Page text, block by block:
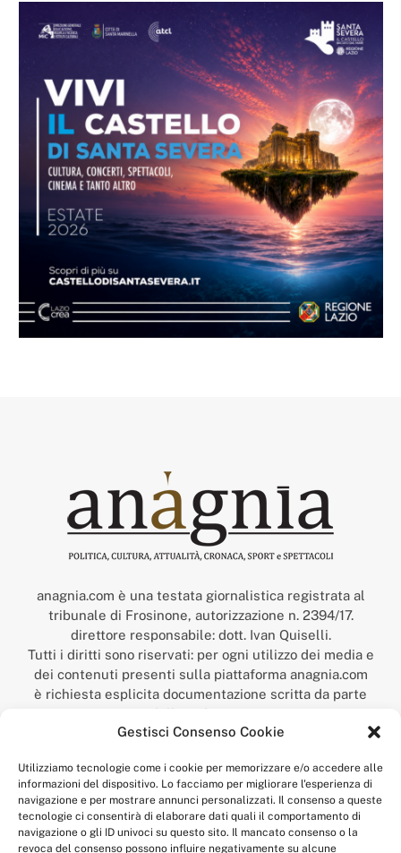
Gestisci Consenso Cookie
Utilizziamo tecnologie come i cookie per memorizzare e/o accedere alle
informazioni del dispositivo. Lo facciamo per migliorare l'esperienza di
navigazione e per mostrare annunci personalizzati. Il consenso a queste
tecnologie ci consentirà di elaborare dati quali il comportamento di
navigazione o gli ID univoci su questo sito. Il mancato consenso o la
revoca del consenso possono influire negativamente su alcune
anagnia.com è una testata giornalistica registrata al
tribunale di Frosinone, autorizzazione n. 2394/17.
direttore responsabile: dott. Ivan Quiselli.
Tutti i diritti sono riservati: per ogni utilizzo dei media e
dei contenuti presenti sulla piattaforma anagnia.com
è richiesta esplicita documentazione scritta da parte
della redazione.
“Anagnia” è un marchio registrato presso l’Ufficio Italiano
Economico,
num. registrazione: 302017000014044 del 9 febbraio 2017.
Per contatti:redazione@anagnia.com